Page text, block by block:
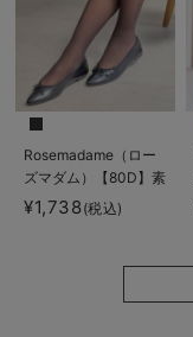
Rosemadame（ロー
ズマダム）【80D】素
肌見えフェイクマタニ
ティタイツ【出産後も
¥1,738(税込)